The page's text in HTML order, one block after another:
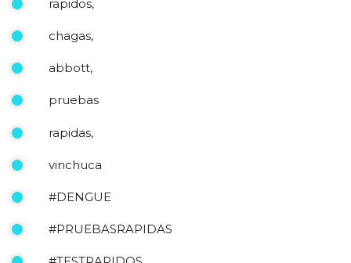
rapidos,
chagas,
abbott,
pruebas
rapidas,
vinchuca
#DENGUE
#PRUEBASRAPIDAS